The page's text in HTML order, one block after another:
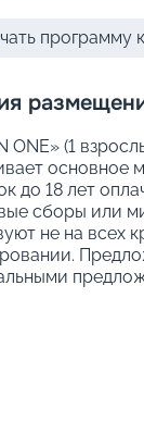
программу
ONE» (1
основное
до 18 лет
сборы или
не на всех